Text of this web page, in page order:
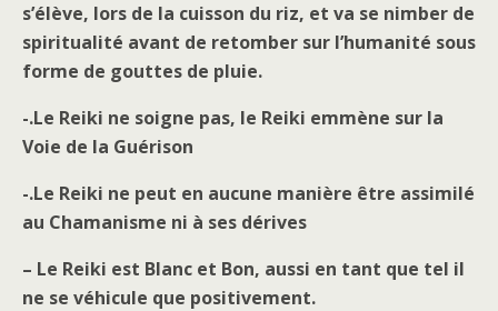
s’élève, lors de la cuisson du riz, et va se nimber de
spiritualité avant de retomber sur l’humanité sous
forme de gouttes de pluie.
-.Le Reiki ne soigne pas, le Reiki emmène sur la
Voie de la Guérison
-.Le Reiki ne peut en aucune manière être assimilé
au Chamanisme ni à ses dérives
– Le Reiki est Blanc et Bon, aussi en tant que tel il
ne se véhicule que positivement.